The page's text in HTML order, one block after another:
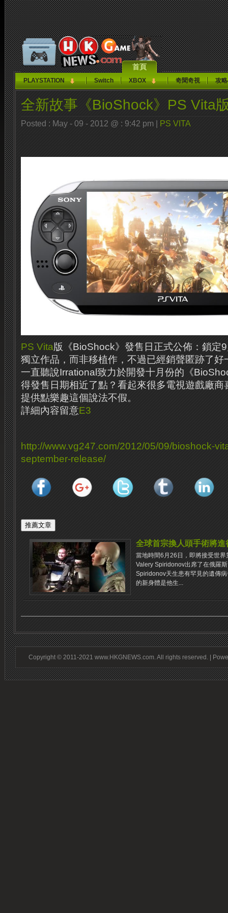
首頁
PLAYSTATION Switch XBOX 奇聞奇視 攻
全新故事《BioShock》PS Vita
Posted : May - 09 - 2012 @ : 9:42 pm | PS VITA
PS Vita版《BioShock》發售日正式公佈：鎖定
獨立作品，而非移植作，不過已經銷聲匿跡了好
一直聽說Irrational致力於開發十月份的《
得發售日期相近了點？看起來很多電視遊戲廠商
提供點樂趣這個說法不假。
詳細內容留意E3
http://www.vg247.com/2012/05/09/bioshock-
september-release/
全球首宗換人頭手術將進
當地時間6月26日，即將接受世
Valery Spiridonov出席了在俄羅
Spiridonov天生患有罕見的遺傳
的新身體是他生...
Copyright © 2011-2021 www.HKGNEWS.com. All rights reserved. |